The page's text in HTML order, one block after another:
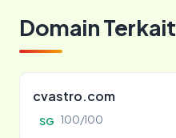
Domain Terkait
cvastro.com
SG 100/100